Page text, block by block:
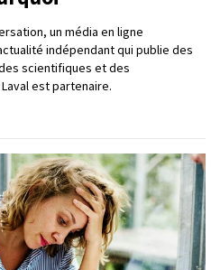
un média en ligne
indépendant qui publie des
scientifiques et des
est partenaire.